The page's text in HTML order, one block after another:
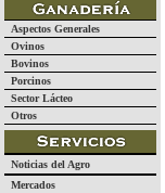
Aspectos Generales
Ovinos
Bovinos
Porcinos
Sector Lácteo
Otros
Noticias del Agro
Mercados